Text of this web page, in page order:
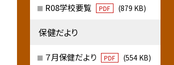
R08学校要覧 PDF (879 KB)
保健だより
７月保健だより PDF (554 KB)